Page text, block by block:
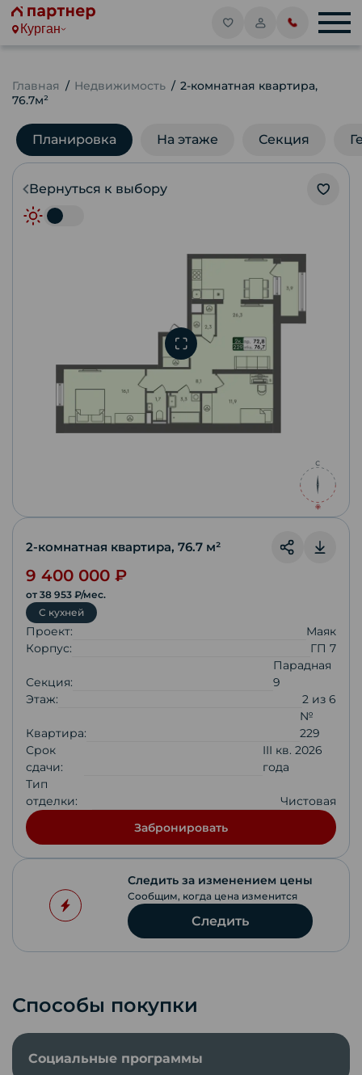
Курган
Главная Недвижимость
2-комнатная квартира,
76.7м²
Планировка На этаже Секция
Вернуться к выбору
2-комнатная квартира, 76.7 м²
9 400 000 ₽
от 38 953 ₽/мес.
С кухней
Проект:
Маяк
Корпус:
ГП 7
Секция:
Парадная
9
Этаж:
2 из 6
Квартира:
№
229
Срок
сдачи:
III кв. 2026
года
Тип
отделки:
Чистовая
Забронировать
Следить за изменением цены
Сообщим, когда цена изменится
Следить
Способы покупки
Социальные программы